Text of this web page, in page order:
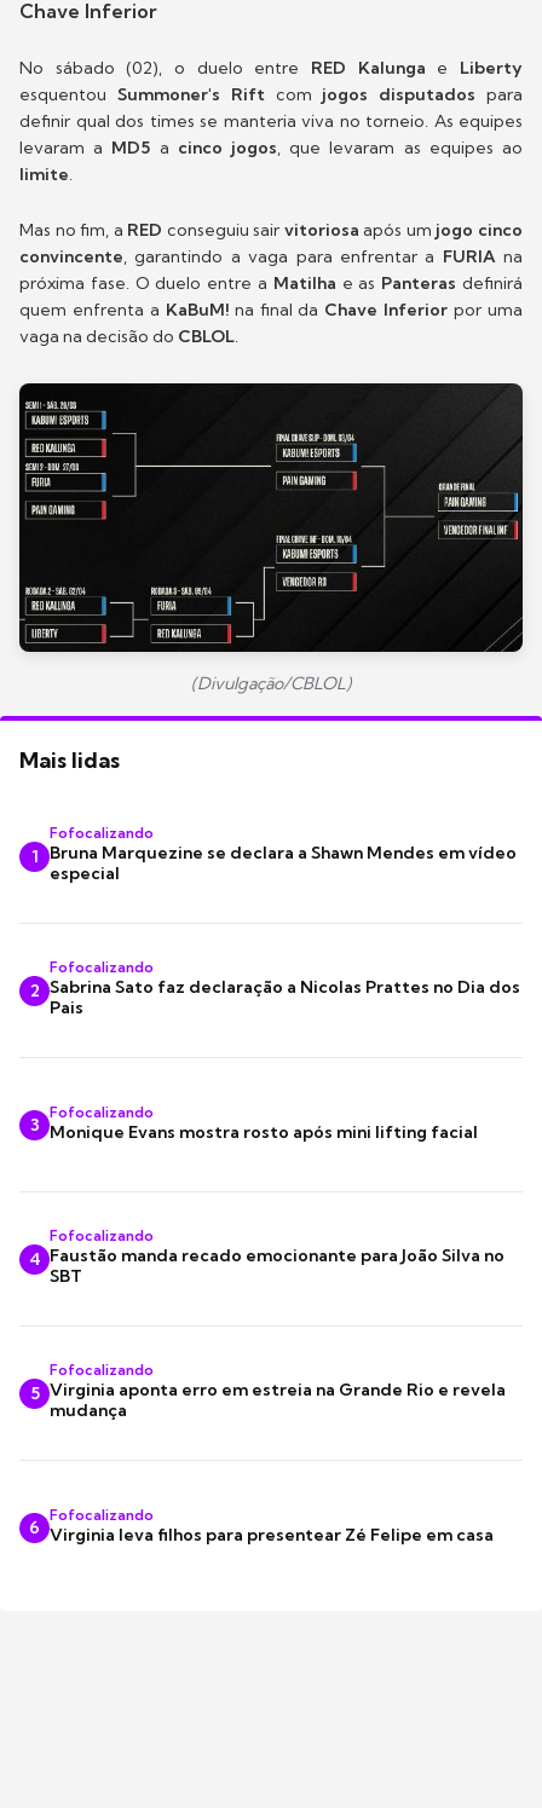
Chave Inferior
No sábado (02), o duelo entre RED Kalunga e Liberty
esquentou Summoner's Riftcom jogos disputados para
definir qual dos times se manteria viva no torneio. As equipes
levaram a MD5 a cinco jogos, que levaram as equipes ao
limite.
Mas no fim, a RED conseguiu sair vitoriosaapós um jogo cinco
convincente, garantindo a vaga para enfrentar a FURIA na
próxima fase. O duelo entre a Matilha e as Panterasdefinirá
quem enfrenta a KaBuM! na final da Chave Inferior por uma
vaga na decisão do CBLOL.
(Divulgação/CBLOL)
Mais lidas
1
Fofocalizando
Bruna Marquezine se declara a Shawn Mendes em vídeo
especial
2
Fofocalizando
Sabrina Sato faz declaração a Nicolas Prattes no Dia dos
Pais
3
Fofocalizando
Monique Evans mostra rosto após mini lifting facial
4
Fofocalizando
Faustão manda recado emocionante para João Silva no
SBT
5
Fofocalizando
Virginia aponta erro em estreia na Grande Rio e revela
mudança
6
Fofocalizando
Virginia leva filhos para presentear Zé Felipe em casa